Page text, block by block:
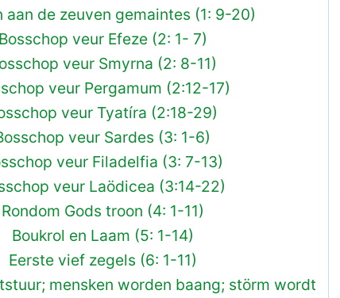
aan de zeuven gemaintes (1: 9-20)
Bosschop veur Efeze (2: 1- 7)
veur Smyrna (2: 8-11)
veur Pergamum (2:12-17)
veur Tyatíra (2:18-29)
veur Sardes (3: 1-6)
veur Filadelfia (3: 7-13)
veur Laödicea (3:14-22)
Rondom Gods troon (4: 1-11)
Boukrol en Laam (5: 1-14)
Eerste vief zegels (6: 1-11)
mensken worden baang; störm wordt